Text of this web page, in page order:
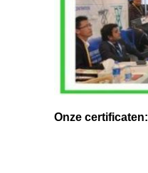
Onze certificaten: